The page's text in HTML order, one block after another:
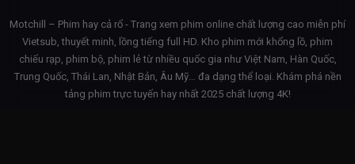
Motchill – Phim hay cả rổ - Trang xem phim online chất lượng cao miễn phí
Vietsub, thuyết minh, lồng tiếng full HD. Kho phim mới khổng lồ, phim
chiếu rạp, phim bộ, phim lẻ từ nhiều quốc gia như Việt Nam, Hàn Quốc,
Trung Quốc, Thái Lan, Nhật Bản, Âu Mỹ… đa dạng thể loại. Khám phá nền
tảng phim trực tuyến hay nhất 2025 chất lượng 4K!